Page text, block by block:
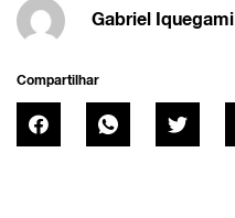
Gabriel Iquegami
Compartilhar